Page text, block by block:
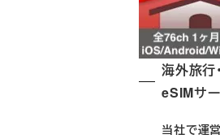
海外旅行
eSIMサ
当社で運